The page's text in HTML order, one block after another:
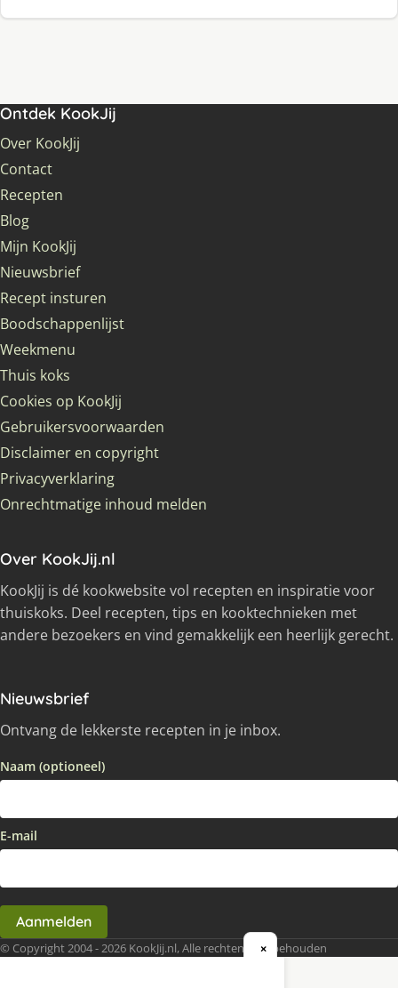
Ontdek KookJij
Over KookJij
Contact
Recepten
Blog
Mijn KookJij
Nieuwsbrief
Recept insturen
Boodschappenlijst
Weekmenu
Thuis koks
Cookies op KookJij
Gebruikersvoorwaarden
Disclaimer en copyright
Privacyverklaring
Onrechtmatige inhoud melden
Over KookJij.nl
KookJij is dé kookwebsite vol recepten en inspiratie voor
thuiskoks. Deel recepten, tips en kooktechnieken met
andere bezoekers en vind gemakkelijk een heerlijk gerecht.
Nieuwsbrief
Ontvang de lekkerste recepten in je inbox.
Naam (optioneel)
E-mail
Aanmelden
© Copyright 2004 - 2026 KookJij.nl, Alle rechten voorbehouden
×